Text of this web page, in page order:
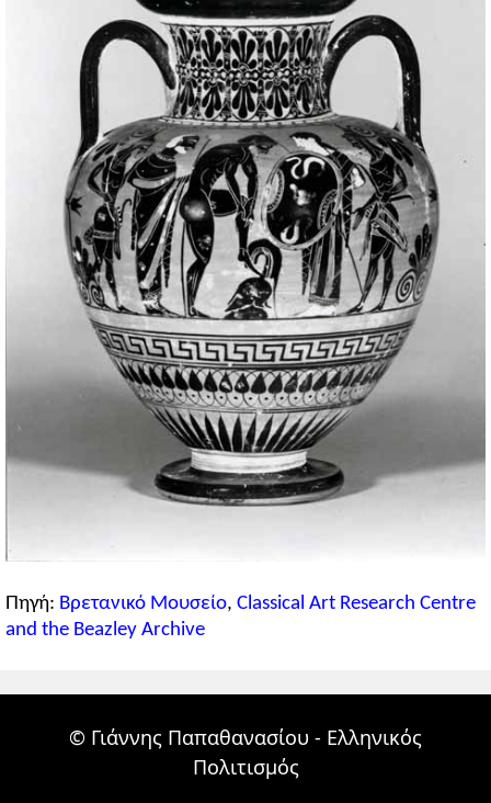
Πηγή: Βρετανικό Μουσείο, Classical Art Research Centre
and the Beazley Archive
© Γιάννης Παπαθανασίου - Ελληνικός
Πολιτισμός